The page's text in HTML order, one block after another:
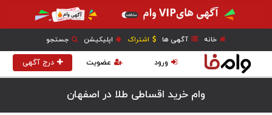
خانه آگهی ها اشتراک اپلیکیشن جستجو
درج آگهی عضویت ورود
وام خرید اقساطی طلا در اصفهان